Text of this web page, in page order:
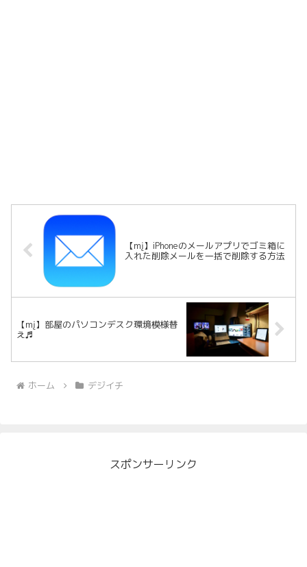
【mį】iPhoneのメールアプリでゴミ箱に
入れた削除メールを一括で削除する方法
【mį】部屋のパソコンデスク環境模様替
え♬
ホーム デジイチ
スポンサーリンク